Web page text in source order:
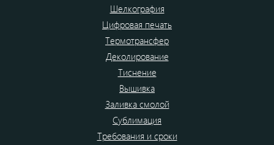
Шелкография
Цифровая печать
Термотрансфер
Деколирование
Тиснение
Вышивка
Заливка смолой
Сублимация
Требования и сроки